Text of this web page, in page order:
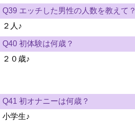
Q39 エッチした男性の人数を教えて？
２人♪
Q40 初体験は何歳？
２０歳♪
Q41 初オナニーは何歳？
小学生♪